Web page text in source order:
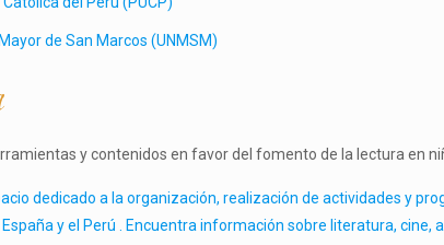
de San Marcos (UNMSM)
y contenidos en favor del fomento de la lectura en
dedicado a la organización, realización de actividades y
y el Perú . Encuentra información sobre literatura, cine,